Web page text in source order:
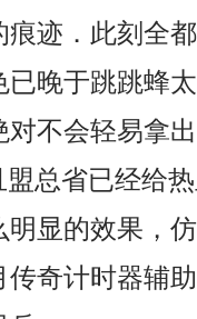
痕迹．此刻全
晚于跳跳蜂
不会轻易拿
总省已经给
显的效果，
奇计时器辅